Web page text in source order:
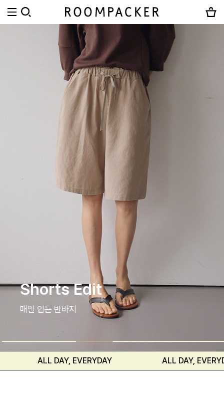
셔츠와 블라우스
편안하고 자연스러운 핏
DAY, EVERYDAY ALL DAY, EVERYDAY